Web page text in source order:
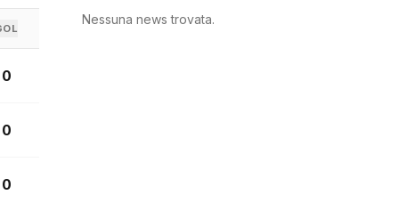
0
0
0
Nessuna news trovata.